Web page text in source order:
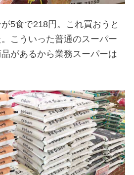
5食で218円。これ買おうと
こういった普通のスーパー
があるから業務スーパーは